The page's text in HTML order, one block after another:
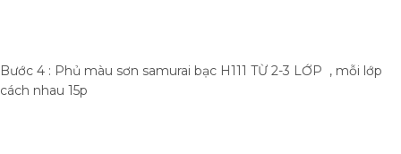
Bước 4 : Phủ màu sơn samurai bạc H111 TỪ 2-3 LỚP , mỗi lớp
cách nhau 15p